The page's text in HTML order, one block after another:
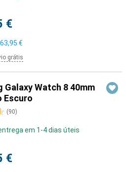
€
€
grátis
Galaxy Watch 8 40mm
Escuro
(90)
em 1-4 dias úteis
€